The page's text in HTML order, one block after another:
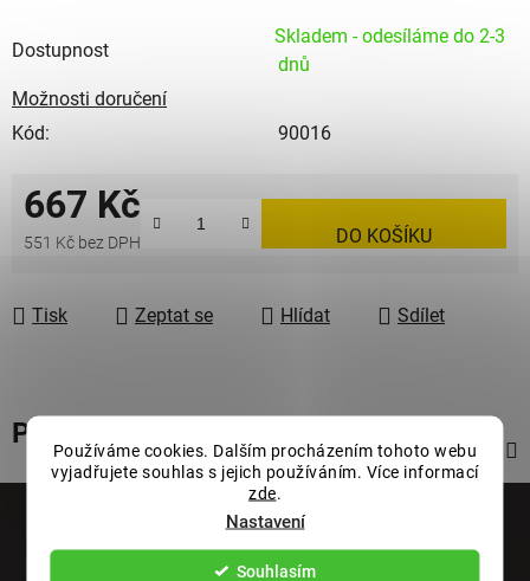
Používáme cookies. Dalším procházením tohoto webu
vyjadřujete souhlas s jejich používáním. Více informací
zde
Nastavení
Souhlasím
Dostupnost
Skladem - odesíláme do 2-3
dnů
Možnosti doručení
Kód:
90016
667 Kč
551 Kč bez DPH DO KOŠÍKU
Tisk Zeptat se Hlídat Sdílet
Popis
Informace pro vás